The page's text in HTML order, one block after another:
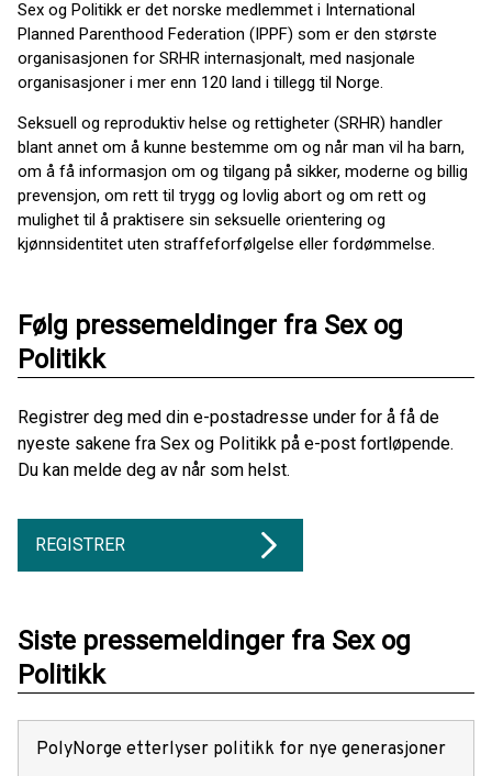
Sex og Politikk er det norske medlemmet i International
Planned Parenthood Federation (IPPF) som er den største
organisasjonen for SRHR internasjonalt, med nasjonale
organisasjoner i mer enn 120 land i tillegg til Norge.
Seksuell og reproduktiv helse og rettigheter (SRHR) handler
blant annet om å kunne bestemme om og når man vil ha barn,
om å få informasjon om og tilgang på sikker, moderne og billig
prevensjon, om rett til trygg og lovlig abort og om rett og
mulighet til å praktisere sin seksuelle orientering og
kjønnsidentitet uten straffeforfølgelse eller fordømmelse.
Følg pressemeldinger fra Sex og
Politikk
Registrer deg med din e-postadresse under for å få de
nyeste sakene fra Sex og Politikk på e-post fortløpende.
Du kan melde deg av når som helst.
REGISTRER
Siste pressemeldinger fra Sex og
Politikk
PolyNorge etterlyser politikk for nye generasjoner